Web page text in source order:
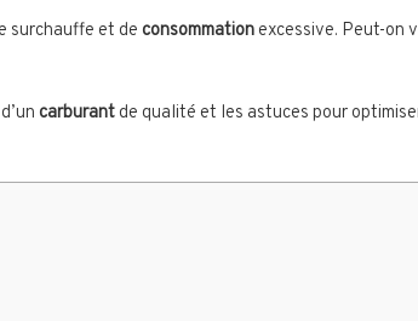
surchauffe et de consommation excessive. Peut-on
carburant de qualité et les astuces pour